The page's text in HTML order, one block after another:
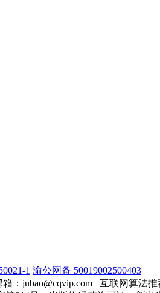
1 渝公网备 50019002500403
：jubao@cqvip.com 互联网算法推